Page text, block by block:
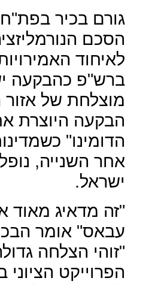
גורם בכיר
הסכם
לאיחוד
ברש"פ כהבקעה
מוצלחת של
הבקעה היוצרת
הדומינו"
אחר השנייה,
ישראל.
"זה מדאיג מאוד
עבאס" אומר
"זוהי הצלחה
הפרוייקט הציוני